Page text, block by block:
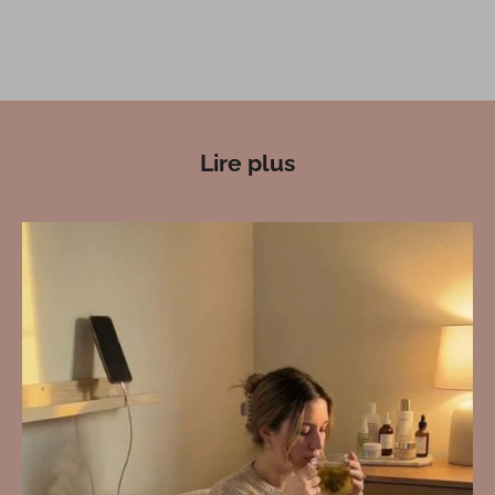
Lire plus